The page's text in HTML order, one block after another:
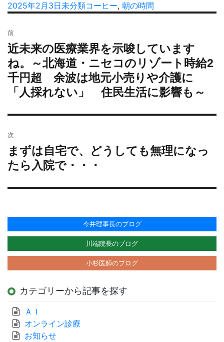
稿
投
日:
2025年2月3日カ
リ
ー
未分類タ
コーヒー, 朝の時間
稿
ナ
ビ
ゲ
ー
ョ
ン
前
過
去
の
投
稿:
近未来の医療業界を示唆しています
ね。～北海道・ニセコのリゾート時給2
千円超 余波は地元小売りや介護に
「人採れない」 住民生活に影響も～
次
次
の
投
稿:
まずは自宅で、どうしても無理になっ
たら入院で・・・
今井理事長のブログ
川端院長のブログ
小杉医師のブログ
カテゴリーから記事を探す
ＡＩ
オンライン診療
お知らせ